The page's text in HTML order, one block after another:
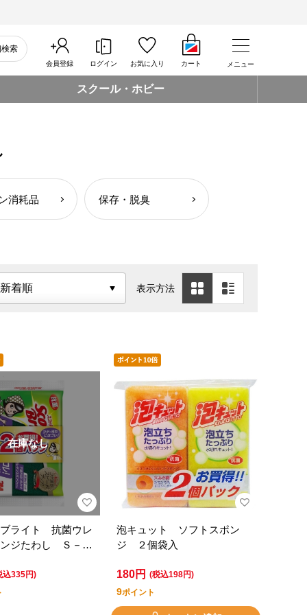
索
会員登録 ログイン お気に入り カート メニュー
スクール・ホビー
消耗品 保存・脱臭
表示方法
在庫なし
ブライト 抗菌ウレ
ンジたわし Ｓ－２
込335円)
泡キュット ソフトスポン
ジ ２個袋入
180円 (税込198円)
9ポイント